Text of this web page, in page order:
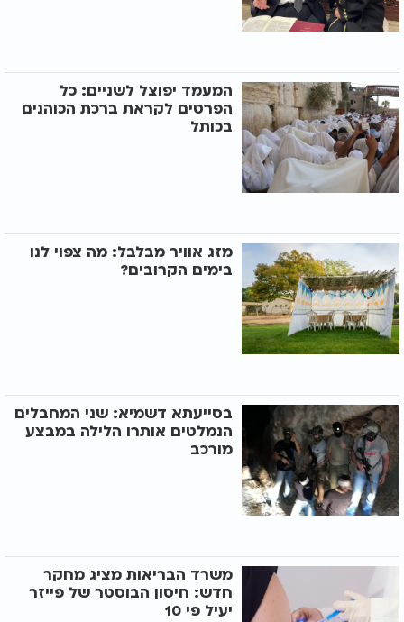
המעמד יפוצל לשניים: כל
הפרטים לקראת ברכת הכוהנים
בכותל
מזג אוויר מבלבל: מה צפוי לנו
בימים הקרובים?
בסייעתא דשמיא: שני המחבלים
הנמלטים אותרו הלילה במבצע
מורכב
משרד הבריאות מציג מחקר
חדש: חיסון הבוסטר של פייזר
יעיל פי 10